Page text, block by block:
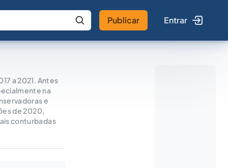
IA Buscar no Jus
Publicar Entrar
a 2021. Antes
na
e
de 2020,
conturbadas